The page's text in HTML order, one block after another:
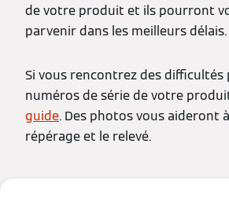
de votre produit et ils pourront
parvenir dans les meilleurs délais.
Si vous rencontrez des
numéros de série de votre
guide. Des photos vous aideront
répérage et le relevé.